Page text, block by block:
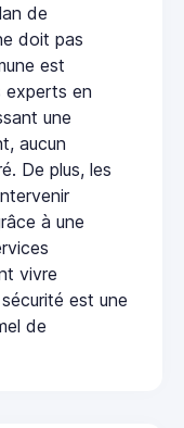
de
doit pas
est
experts en
une
aucun
De plus, les
à une
vivre
est une
de